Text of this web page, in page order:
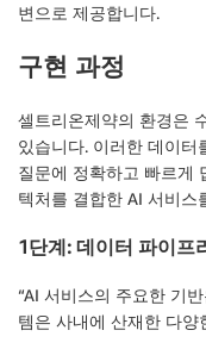
변으로 제공합니다.
구현 과정
셀트리온제약의 환경은
있습니다. 이러한 데이
질문에 정확하고 빠르게
텍처를 결합한 AI 서비스
1단계: 데이터 파이프
“AI 서비스의 주요한 기
템은 사내에 산재한 다